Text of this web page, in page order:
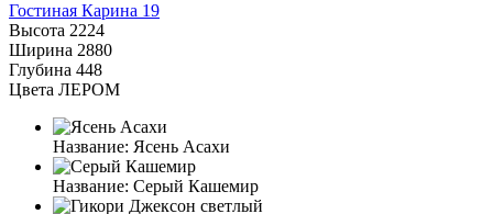
Гостиная Карина 19
Высота 2224
Ширина 2880
Глубина 448
Цвета ЛЕРОМ
Название: Ясень Асахи
Название: Серый Кашемир